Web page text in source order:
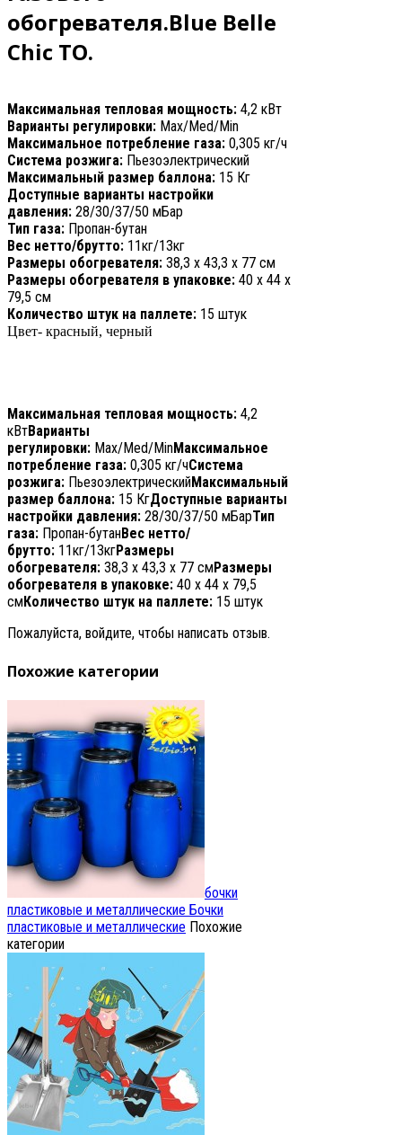
обогревателя.Blue Belle
Chic ТО.
Максимальная тепловая мощность: 4,2 кВт
Варианты регулировки: Max/Med/Min
Максимальное потребление газа: 0,305 кг/ч
Система розжига: Пьезоэлектрический
Максимальный размер баллона: 15 Кг
Доступные варианты настройки
давления: 28/30/37/50 мБар
Тип газа: Пропан-бутан
Вес нетто/брутто: 11кг/13кг
Размеры обогревателя: 38,3 х 43,3 х 77 см
Размеры обогревателя в упаковке: 40 х 44 х
79,5 см
Количество штук на паллете: 15 штук
Цвет- красный, черный
Максимальная тепловая мощность: 4,2
кВтВарианты
регулировки: Max/Med/MinМаксимальное
потребление газа: 0,305 кг/чСистема
розжига: ПьезоэлектрическийМаксимальный
размер баллона: 15 КгДоступные варианты
настройки давления: 28/30/37/50 мБарТип
газа: Пропан-бутанВес нетто/
брутто: 11кг/13кгРазмеры
обогревателя: 38,3 х 43,3 х 77 смРазмеры
обогревателя в упаковке: 40 х 44 х 79,5
смКоличество штук на паллете: 15 штук
Пожалуйста, войдите, чтобы написать отзыв.
Похожие категории
бочки
пластиковые и металлические Бочки
пластиковые и металлические Похожие
категории